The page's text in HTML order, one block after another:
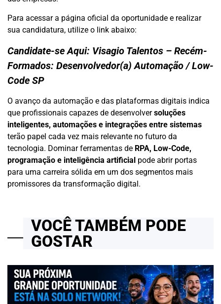
Para acessar a página oficial da oportunidade e realizar
sua candidatura, utilize o link abaixo:
Candidate-se Aqui: Visagio Talentos – Recém-
Formados: Desenvolvedor(a) Automação / Low-
Code SP
O avanço da automação e das plataformas digitais indica
que profissionais capazes de desenvolversoluções
inteligentes, automações e integrações entre sistemas
terão papel cada vez mais relevante no futuro da
tecnologia. Dominar ferramentas de RPA, Low-Code,
programação e inteligência artificial pode abrir portas
para uma carreira sólida em um dos segmentos mais
promissores da transformação digital.
VOCÊ TAMBÉM PODE
GOSTAR